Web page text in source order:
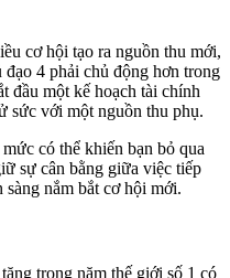
cơ hội tạo ra nguồn thu mới,
4 phải chủ động hơn trong
đầu một kế hoạch tài chính
sức với một nguồn thu phụ.
có thể khiến bạn bỏ qua
sự cân bằng giữa việc tiếp
nắm bắt cơ hội mới.
trong năm thế giới số 1 có